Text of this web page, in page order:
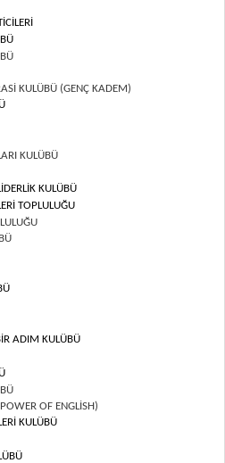
KULÜBÜ (GENÇ KADEM)
KULÜBÜ
KULÜBÜ
TOPLULUĞU
ADIM KULÜBÜ
OF ENGLİSH)
KULÜBÜ